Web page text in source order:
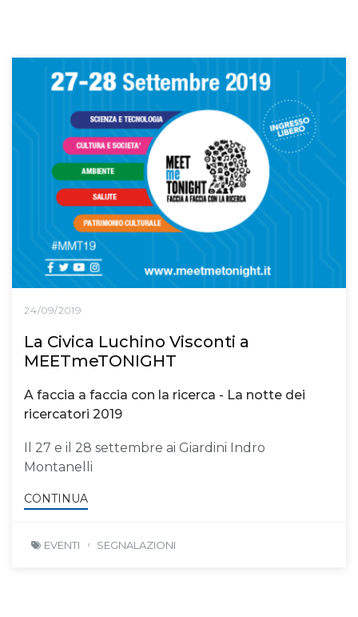
24/09/2019
La Civica Luchino Visconti a
MEETmeTONIGHT
A faccia a faccia con la ricerca - La notte dei
ricercatori 2019
Il 27 e il 28 settembre ai Giardini Indro
Montanelli
CONTINUA
EVENTI SEGNALAZIONI